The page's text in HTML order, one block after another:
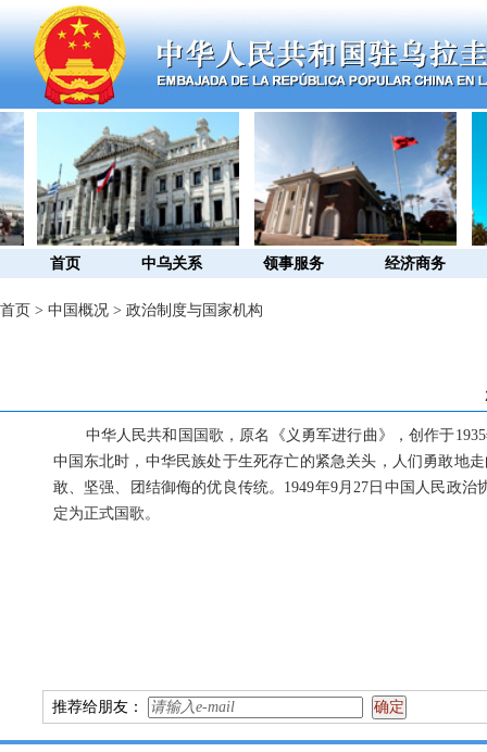
首页 中乌关系 领事服务 经济商务
首页 > 中国概况 > 政治制度与国家机构
中华人民共和国国歌，原名《义勇军进行曲》，创作于
中国东北时，中华民族处于生死存亡的紧急关头，人们勇敢地
敢、坚强、团结御侮的优良传统。1949年9月27日中国人民政
定为正式国歌。
推荐给朋友：